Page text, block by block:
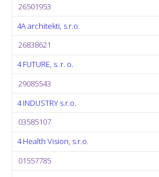
26501953
4A architekti, s.r.o.
26838621
4 FUTURE, s. r. o.
29085543
4 INDUSTRY s.r.o.
03585107
4 Health Vision, s.r.o.
01557785